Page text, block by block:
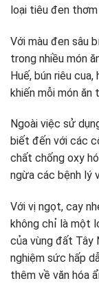
loại tiêu đen
Với màu đen sâu
trong nhiều món
Huế, bún riêu
khiến mỗi món ăn
Ngoài việc sử
biết đến với các
chất chống oxy
ngừa các bệnh lý
Với vị ngọt, cay
không chỉ là một
của vùng đất Tây
nghiệm sức hấp
thêm về văn hóa